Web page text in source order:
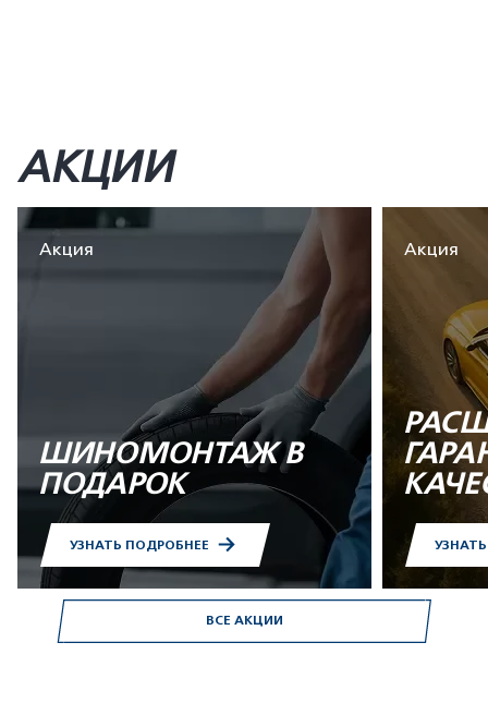
ВСЕ АКЦИИ
АКЦИИ
Акция
ШИНОМОНТАЖ В
ПОДАРОК
УЗНАТЬ ПОДРОБНЕЕ
Акция